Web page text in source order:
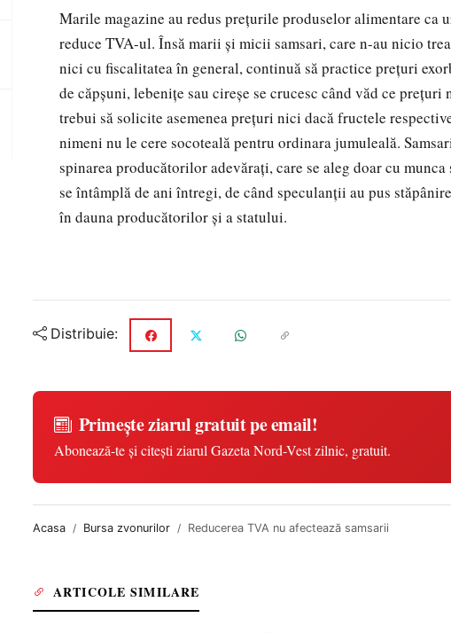
Marile magazine au redus preţurile produselor alimentare ca
reduce TVA-ul. Însă marii şi micii samsari, care n-au nicio
nici cu fiscalitatea în general, continuă să practice preţuri
de căpşuni, lebeniţe sau cireşe se crucesc când văd ce
trebui să solicite asemenea preţuri nici dacă fructele
nimeni nu le cere socoteală pentru ordinara jumuleală.
spinarea producătorilor adevăraţi, care se aleg doar cu
se întâmplă de ani întregi, de când speculanţii au pus
în dauna producătorilor şi a statului.
Distribuie:
Primește ziarul gratuit pe email!
Abonează-te și citești ziarul Gazeta Nord-Vest zilnic, gratuit.
Acasa Bursa zvonurilor Reducerea TVA nu afectează samsarii
ARTICOLE SIMILARE